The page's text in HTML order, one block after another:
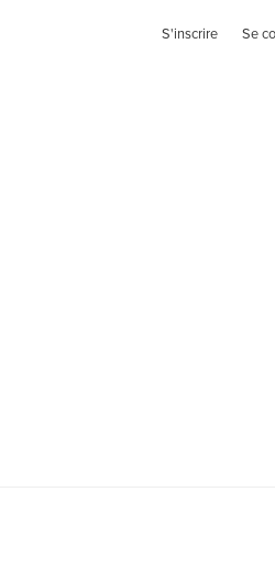
S'inscrire Se